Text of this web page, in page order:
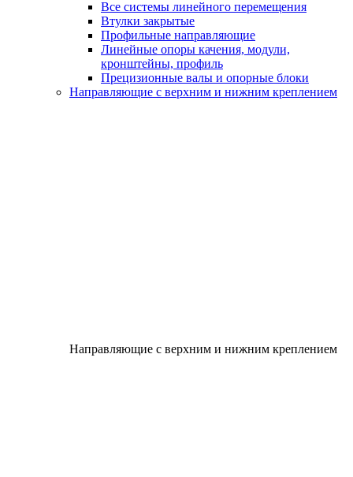
Все системы линейного перемещения
Втулки закрытые
Профильные направляющие
Линейные опоры качения, модули,
кронштейны, профиль
Прецизионные валы и опорные блоки
Направляющие с верхним и нижним креплением
Направляющие с верхним и нижним креплением